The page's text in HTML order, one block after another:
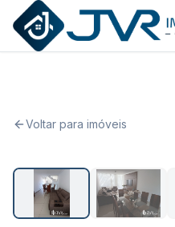
JVR Imóveis
Voltar para imóveis